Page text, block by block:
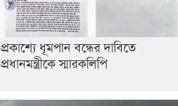
প্রকাশ্যে ধূমপান বন্ধের দাবিতে
প্রধানমন্ত্রীকে স্মারকলিপি